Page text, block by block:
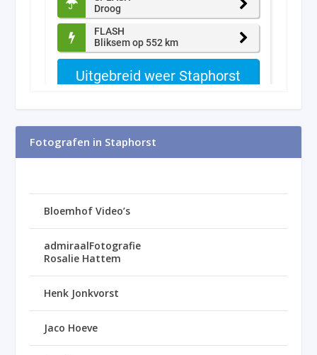
Fotografen in Staphorst
Bloemhof Video’s
admiraalFotografie
Rosalie Hattem
Henk Jonkvorst
Jaco Hoeve